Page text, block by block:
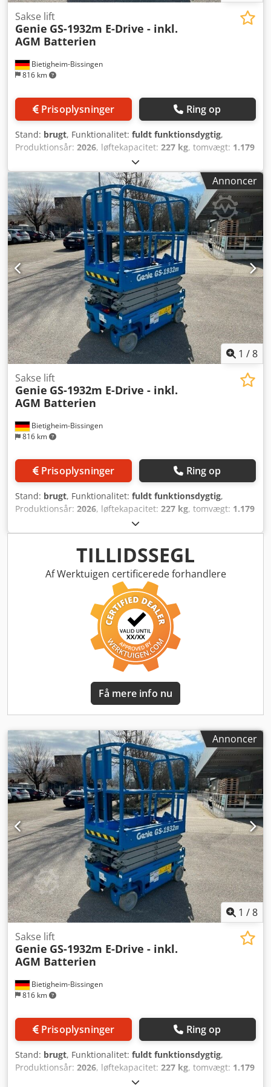
Bietigheim-Bissingen
816 km
Sakse lift
Genie GS-1932m E-Drive - inkl.
AGM Batterien
Prisoplysninger Ring op
Stand: brugt, Funktionalitet: fuldt funktionsdygtig,
Produktionsår: 2026, løftekapacitet: 227 kg, tomvægt: 1.179
1.970 mm, brændstoftype:
samlet længde:1.400 mm, drivtype:Elektro,
konstruktionsbredde:810 mm, arbejdshøjde:7.550 mm,
Saksearbejdsplatform Crjdpfx Aboyr T I Do Ref Teknisk
stand: Ny
Annoncer
1 /8
Bietigheim-Bissingen
816 km
Sakse lift
Genie GS-1932m E-Drive - inkl.
AGM Batterien
Prisoplysninger Ring op
Stand: brugt, Funktionalitet: fuldt funktionsdygtig,
Produktionsår: 2026, løftekapacitet: 227 kg, tomvægt: 1.179
1.970 mm, brændstoftype:
samlet længde:1.400 mm, drivtype:Elektro,
konstruktionsbredde:
810 mm , arbejdshøjde:
Saksearbejdsplatform Teknisk stand: Ny Cjdpfxjyr T Iws Ab
TILLIDSSEGL
Af Werktuigen certificerede forhandlere
Få mere info nu
Annoncer
1 /8
Bietigheim-Bissingen
816 km
Sakse lift
Genie GS-1932m E-Drive - inkl.
AGM Batterien
Prisoplysninger Ring op
Stand: brugt, Funktionalitet: fuldt funktionsdygtig,
Produktionsår: 2026, løftekapacitet: 227 kg, tomvægt: 1.179
1.970 mm, brændstoftype: